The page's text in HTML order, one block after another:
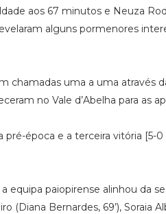
aos 67 minutos e Neuza
alguns pormenores
chamadas uma a uma através
no Vale d’Abelha para as
época e a terceira vitória [5-
equipa paiopirense alinhou da
(Diana Bernardes, 69’), Soraia